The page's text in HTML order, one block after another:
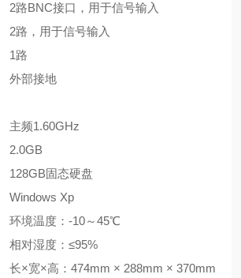
2路BNC接口，用于信号输入
2路，用于信号输入
1路
外部接地
主频1.60GHz
2.0GB
128GB固态硬盘
Windows Xp
环境温度：-10～45℃
相对湿度：≤95%
长×宽×高：474mm × 288mm × 370mm